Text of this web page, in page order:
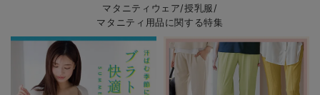
マタニティウェア/授乳服/
マタニティ用品に関する特集